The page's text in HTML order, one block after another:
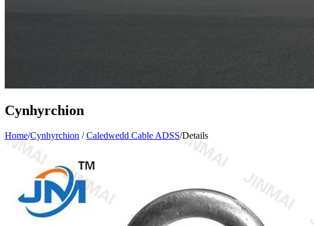
Cynhyrchion
Home/Cynhyrchion / Caledwedd Cable ADSS/Details